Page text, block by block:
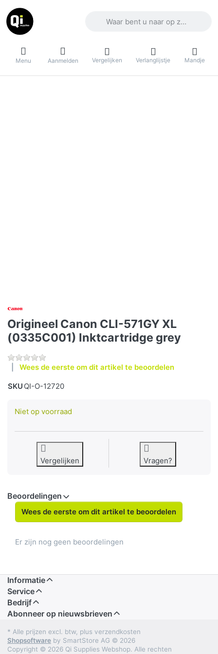
Menu Aanmelden Vergelijken Verlanglijstje Mandje
Origineel Canon CLI-571GY XL
(0335C001) Inktcartridge grey
Wees de eerste om dit artikel te beoordelen
SKU QI-O-12720
Niet op voorraad
Vergelijken Vragen?
Beoordelingen
Wees de eerste om dit artikel te beoordelen
Er zijn nog geen beoordelingen
Informatie
Service
Bedrijf
Abonneer op nieuwsbrieven
* Alle prijzen excl. btw, plus verzendkosten
Shopsoftware by SmartStore AG © 2026
Copyright © 2026 Qi Supplies Webshop. Alle rechten